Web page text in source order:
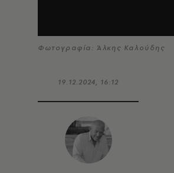
Φωτογραφία: Άλκης Καλούδης
19.12.2024, 16:12